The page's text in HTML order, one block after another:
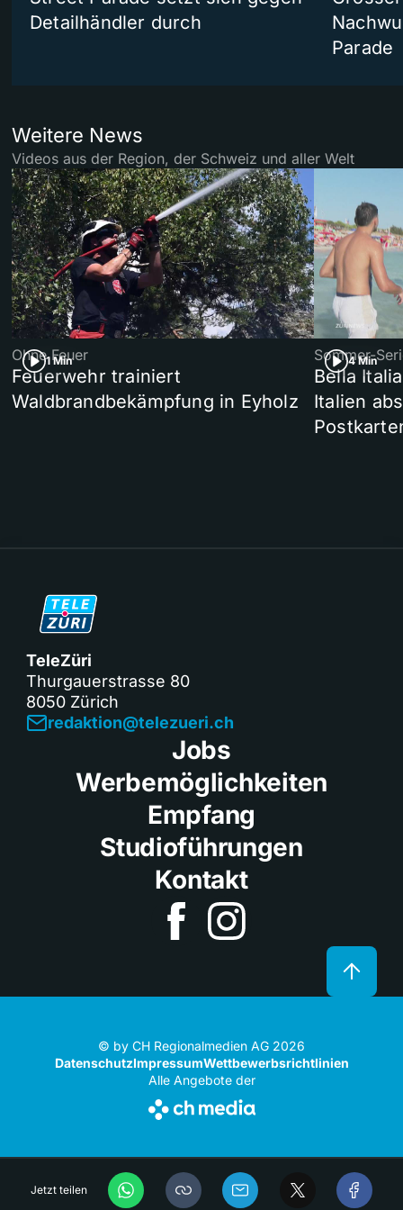
Jetzt teilen
Detailhändler durch
Parade
Weitere News
Videos aus der Region, der Schweiz und aller Welt
1 Min
Ohne Feuer
Feuerwehr trainiert
Waldbrandbekämpfung in Eyholz
4 Min
Sommer-
Bella
Italien
TeleZüri
Thurgauerstrasse 80
8050 Zürich
redaktion@telezueri.ch
Jobs
Werbemöglichkeiten
Empfang
Studioführungen
Kontakt
© by CH Regionalmedien AG 2026
DatenschutzImpressumWettbewerbsrichtlinien
Alle Angebote der